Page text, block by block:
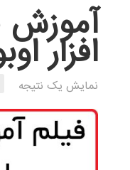
آموزش
افزار
نمایش یک نتیجه